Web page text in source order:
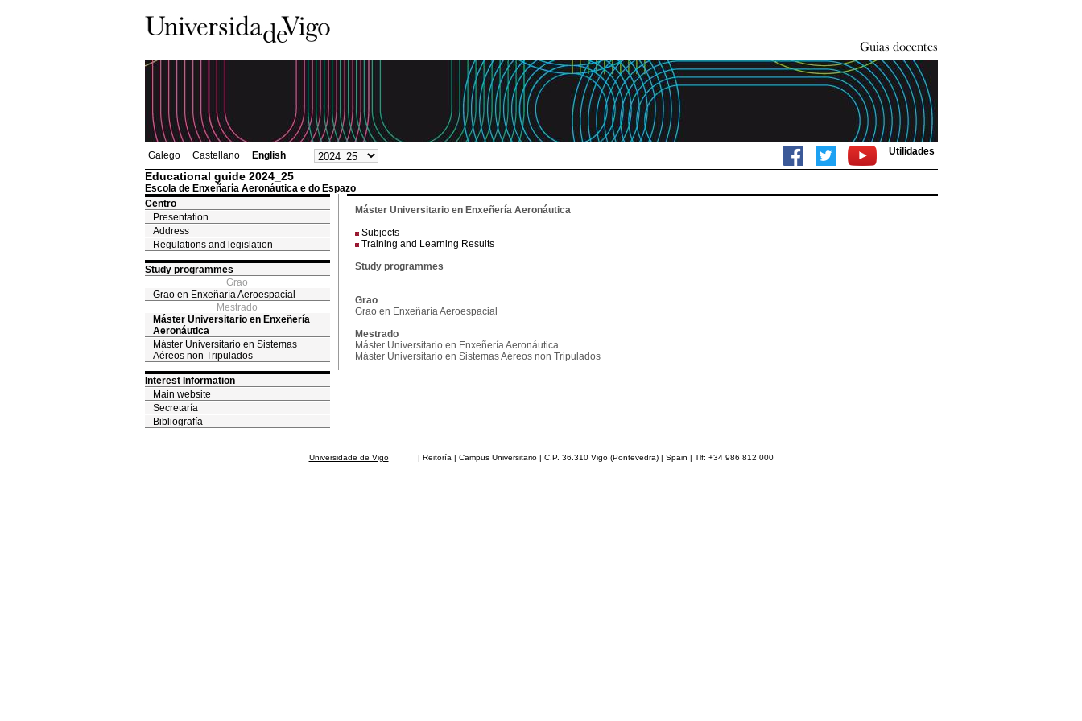
Galego Castellano English Utilidades
Educational guide 2024_25
Escola de Enxeñaría Aeronáutica e do Espazo
Centro
Presentation
Address
Regulations and legislation
Study programmes
Grao
Grao en Enxeñaría Aeroespacial
Mestrado
Máster Universitario en Enxeñería
Aeronáutica
Máster Universitario en Sistemas
Aéreos non Tripulados
Interest Information
Main website
Secretaría
Bibliografía
Máster Universitario en Enxeñería Aeronáutica
Subjects
Training and Learning Results
Study programmes
Grao
Grao en Enxeñaría Aeroespacial
Mestrado
Máster Universitario en Enxeñería Aeronáutica
Máster Universitario en Sistemas Aéreos non Tripulados
Universidade de Vigo| Reitoría | Campus Universitario | C.P. 36.310 Vigo (Pontevedra) | Spain | Tlf: +34 986 812 000